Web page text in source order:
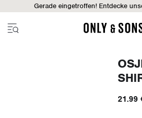
Gerade eingetroffen! Entdecke
21.99